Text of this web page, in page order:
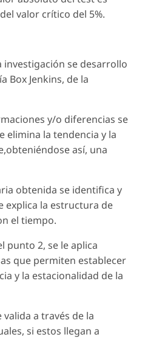
valor crítico del 5%.
investigación se desarrollo
Box Jenkins, de la
y/o diferencias se
elimina la tendencia y la
así, una
obtenida se identifica y
explica la estructura de
el tiempo.
punto 2, se le aplica
que permiten establecer
y la estacionalidad de la
a través de la
si estos llegan a